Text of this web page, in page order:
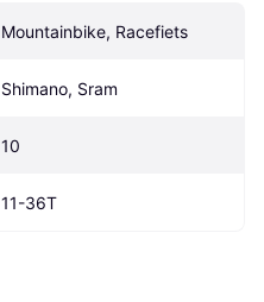
Mountainbike, Racefiets
Shimano, Sram
10
11-36T